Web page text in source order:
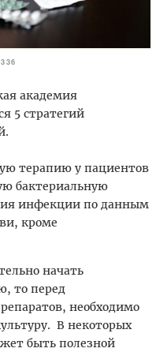
академия
5 стратегий
терапию у пациентов
бактериальную
инфекции по данным
кроме
начать
то перед
необходимо
В некоторых
быть полезной